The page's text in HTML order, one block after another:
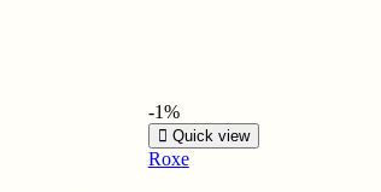
-1%
Quick view
Roxe